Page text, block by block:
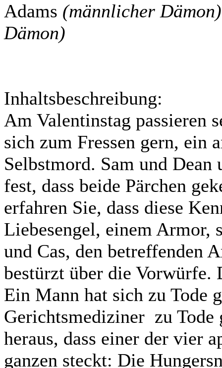
Adams (männlicher Dämon)
Dämon)
Inhaltsbeschreibung:
Am Valentinstag passieren
sich zum Fressen gern, ein
Selbstmord. Sam und Dean
fest, dass beide Pärchen
erfahren Sie, dass diese
Liebesengel, einem Armor,
und Cas, den betreffenden
bestürzt über die Vorwürfe.
Ein Mann hat sich zu Tode
Gerichtsmediziner zu Tode
heraus, dass einer der vier
ganzen steckt: Die